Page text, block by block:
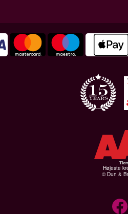
Højeste
© Dun &